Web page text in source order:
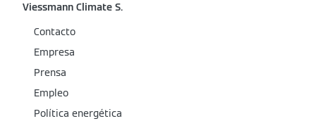
Viessmann Climate S.
Contacto
Empresa
Prensa
Empleo
Política energética